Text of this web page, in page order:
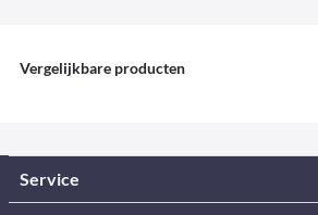
Vergelijkbare producten
Service